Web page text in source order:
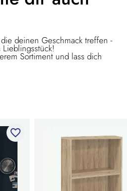
deinen Geschmack treffen -
Sortiment und lass dich
favorite_border